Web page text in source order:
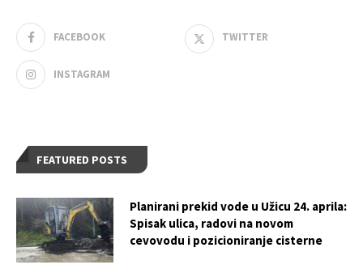
FACEBOOK TWITTER
INSTAGRAM
FEATURED POSTS
Planirani prekid vode u Užicu 24. aprila:
Spisak ulica, radovi na novom
cevovodu i pozicioniranje cisterne